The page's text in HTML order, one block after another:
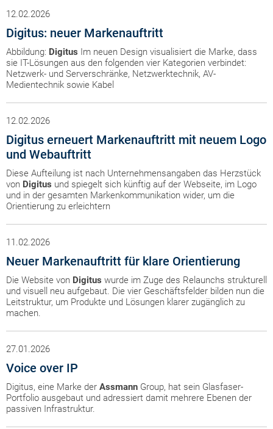
12.02.2026
Digitus: neuer Markenauftritt
Abbildung: Digitus Im neuen Design visualisiert die Marke, dass
sie IT-Lösungen aus den folgenden vier Kategorien verbindet:
Netzwerk- und Serverschränke, Netzwerktechnik, AV-
Medientechnik sowie Kabel
12.02.2026
Digitus erneuert Markenauftritt mit neuem Logo
und Webauftritt
Diese Aufteilung ist nach Unternehmensangaben das Herzstück
von Digitus und spiegelt sich künftig auf der Webseite, im Logo
und in der gesamten Markenkommunikation wider, um die
Orientierung zu erleichtern
11.02.2026
Neuer Markenauftritt für klare Orientierung
Die Website von Digitus wurde im Zuge des Relaunchs strukturell
und visuell neu aufgebaut. Die vier Geschäftsfelder bilden nun die
Leitstruktur, um Produkte und Lösungen klarer zugänglich zu
machen.
27.01.2026
Voice over IP
Digitus, eine Marke der Assmann Group, hat sein Glasfaser-
Portfolio ausgebaut und adressiert damit mehrere Ebenen der
passiven Infrastruktur.